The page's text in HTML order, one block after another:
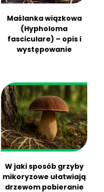
Maślanka wiązkowa
(Hypholoma
fasciculare) – opis i
występowanie
W jaki sposób grzyby
mikoryzowe ułatwiają
drzewom pobieranie